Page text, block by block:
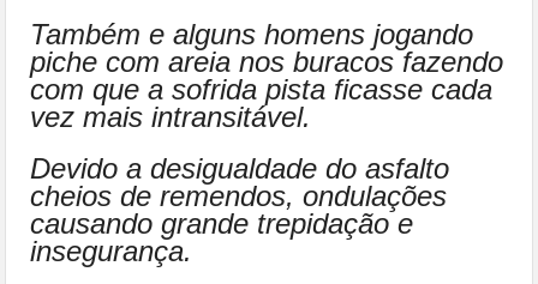
Também e alguns homens jogando
piche com areia nos buracos fazendo
com que a sofrida pista ficasse cada
vez mais intransitável.
Devido a desigualdade do asfalto
cheios de remendos, ondulações
causando grande trepidação e
insegurança.